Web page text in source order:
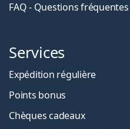
FAQ - Questions fréquentes
Services
Expédition régulière
Points bonus
Chèques cadeaux